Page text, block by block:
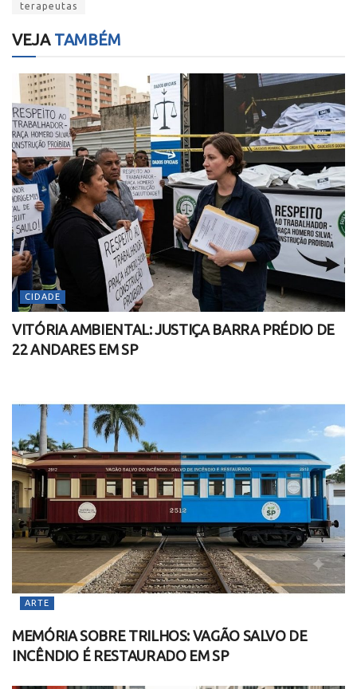
terapeutas
VEJATAMBÉM
CIDADE
VITÓRIA AMBIENTAL: JUSTIÇA BARRA PRÉDIO DE
22 ANDARES EM SP
ARTE
MEMÓRIA SOBRE TRILHOS: VAGÃO SALVO DE
INCÊNDIO É RESTAURADO EM SP